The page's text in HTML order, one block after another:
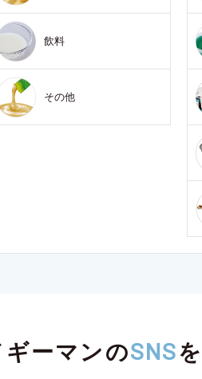
飲料
その他
ギーマンのSNSを